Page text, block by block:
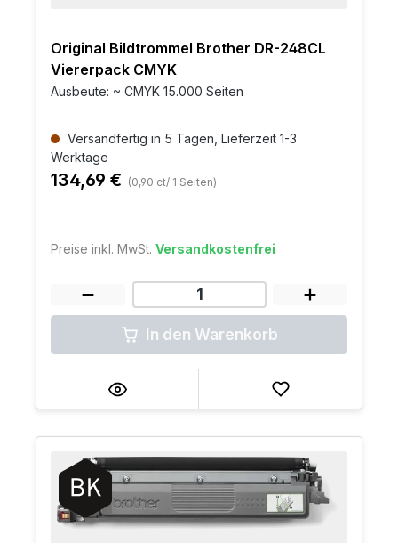
Original Bildtrommel Brother DR-248CL
Viererpack CMYK
Ausbeute: ~ CMYK 15.000 Seiten
Versandfertig in 5 Tagen, Lieferzeit 1-3
Werktage
134,69 € (0,90 ct/ 1 Seiten)
Preise inkl. MwSt. Versandkostenfrei
In den Warenkorb